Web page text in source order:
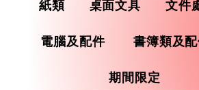
紙類 桌面文具 文件
電腦及配件 書簿類及
期間限定